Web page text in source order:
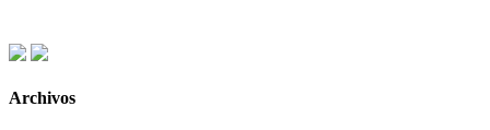
Archivos